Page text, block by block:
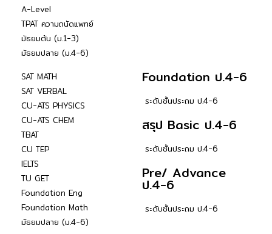
A-Level
TPAT ความถนัดแพทย์
มัธยมต้น (ม.1-3)
มัธยมปลาย (ม.4-6)
SAT MATH
SAT VERBAL
CU-ATS PHYSICS
CU-ATS CHEM
TBAT
CU TEP
IELTS
TU GET
Foundation Eng
Foundation Math
มัธยมปลาย (ม.4-6)
Foundation ป.4-6
ระดับชั้นประถม ป.4-6
สรุป Basic ป.4-6
ระดับชั้นประถม ป.4-6
Pre/ Advance
ป.4-6
ระดับชั้นประถม ป.4-6